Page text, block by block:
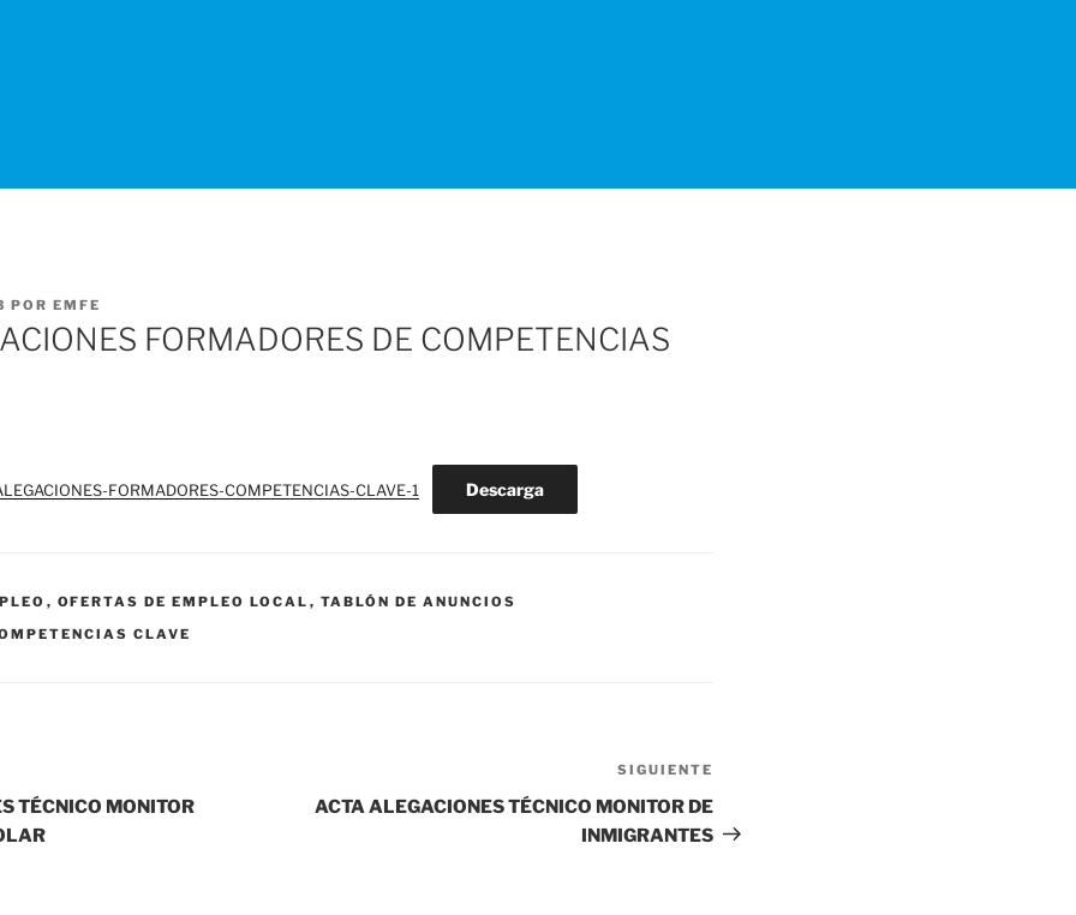
POR EMFE
FORMADORES DE COMPETENCIAS
FORMADORES-COMPETENCIAS-CLAVE-1 Descarga
, OFERTAS DE EMPLEO LOCAL , TABLÓN DE ANUNCIOS
CLAVE
TÉCNICO MONITOR
entrada
SIGUIENTE
ACTA ALEGACIONES TÉCNICO MONITOR DE
INMIGRANTES